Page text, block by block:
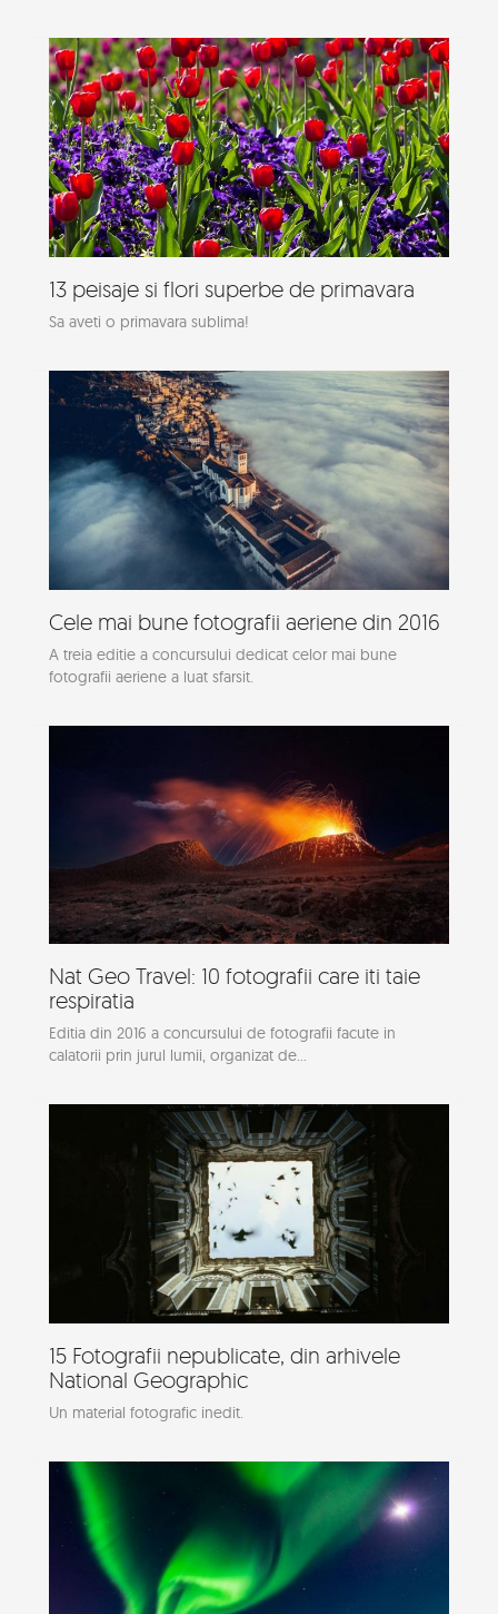
13 peisaje si flori superbe de primavara
Sa aveti o primavara sublima!
Cele mai bune fotografii aeriene din 2016
A treia editie a concursului dedicat celor mai bune
fotografii aeriene a luat sfarsit.
Nat Geo Travel: 10 fotografii care iti taie
respiratia
Editia din 2016 a concursului de fotografii facute in
calatorii prin jurul lumii, organizat de...
15 Fotografii nepublicate, din arhivele
National Geographic
Un material fotografic inedit.